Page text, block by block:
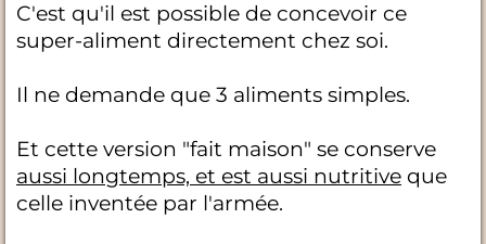
C'est qu'il est possible de concevoir ce
super-aliment directement chez soi.
Il ne demande que 3 aliments simples.
Et cette version "fait maison" se conserve
aussi longtemps, et est aussi nutritive que
celle inventée par l'armée.